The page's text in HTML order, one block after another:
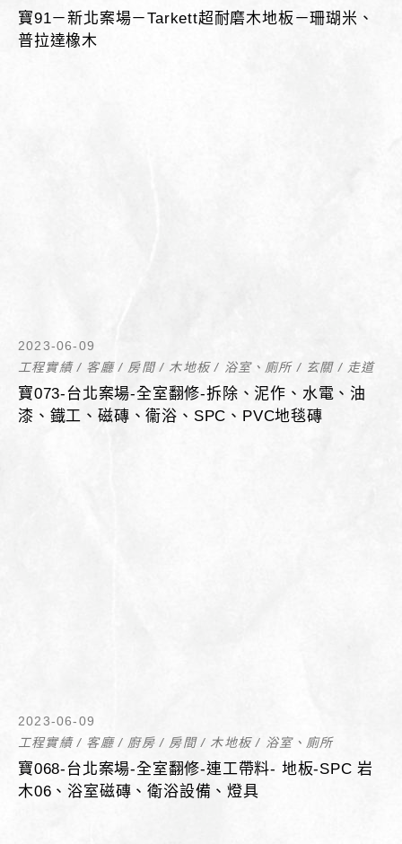
寶91－新北案場－Tarkett超耐磨木地板－珊瑚米、
普拉達橡木
2023-06-09
工程實績/ 客廳/ 房間/ 木地板/ 浴室、廁所/ 玄關/ 走道
寶073-台北案場-全室翻修-拆除、泥作、水電、油
漆、鐡工、磁磚、衞浴、SPC、PVC地毯磚
2023-06-09
工程實績/ 客廳/ 廚房/ 房間/ 木地板/ 浴室、廁所
寶068-台北案場-全室翻修-連工帶料- 地板-SPC 岩
木06、浴室磁磚、衛浴設備、燈具